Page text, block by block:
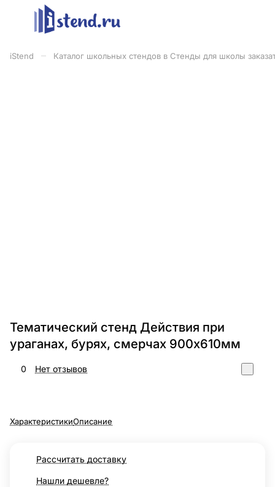
iStend Каталог школьных стендов в Стенды для школы
Тематический стенд Действия при
ураганах, бурях, смерчах 900х610мм
0 Нет отзывов
ХарактеристикиОписание
Рассчитать доставку
Нашли дешевле?